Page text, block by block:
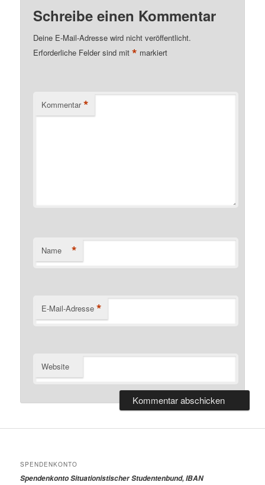
Schreibe einen Kommentar
Deine E-Mail-Adresse wird nicht veröffentlicht.
Erforderliche Felder sind mit* markiert
Kommentar *
Name *
E-Mail-Adresse *
Website
SPENDENKONTO
Spendenkonto Situationistischer Studentenbund, IBAN